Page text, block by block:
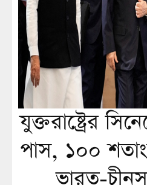
যুক্তরাষ্ট্রের
পাস, ১০০
ভারত-